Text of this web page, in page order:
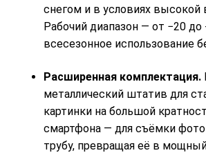
снегом и в условиях высокой
Рабочий диапазон — от −20 до
всесезонное использование
Расширенная комплектация.
металлический штатив для
картинки на большой
смартфона — для съёмки
трубу, превращая её в